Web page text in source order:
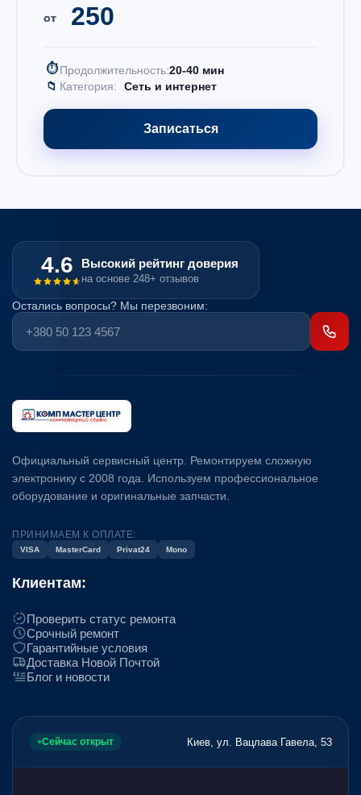
от 250
⏱ Продолжительность:20-40 мин
📁 Категория: Сеть и интернет
Записаться
4.6 Высокий рейтинг доверия
на основе 248+ отзывов
Остались вопросы? Мы перезвоним:
Официальный сервисный центр. Ремонтируем сложную
электронику с 2008 года. Используем профессиональное
оборудование и оригинальные запчасти.
ПРИНИМАЕМ К ОПЛАТЕ:
VISA MasterCard Privat24 Mono
Клиентам:
Проверить статус ремонта
Срочный ремонт
Гарантийные условия
Доставка Новой Почтой
Блог и новости
Сейчас открыт Киев, ул. Вацлава Гавела, 53